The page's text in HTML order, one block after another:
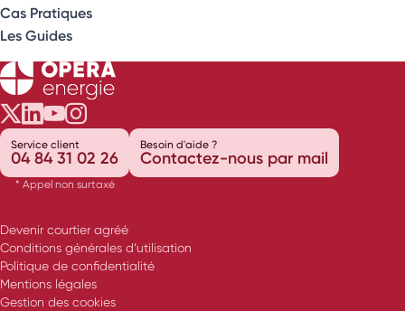
Cas Pratiques
Les Guides
Opéra Énergie sur Twitter
Opéra Énergie sur LinkedIn
Opéra Énergie sur Youtube
Opéra Énergie sur Instagram
Service client
04 84 31 02 26
* Appel non surtaxé
Besoin d'aide ?
Contactez-nous par mail
Devenir courtier agréé
Conditions générales d’utilisation
Politique de confidentialité
Mentions légales
Gestion des cookies